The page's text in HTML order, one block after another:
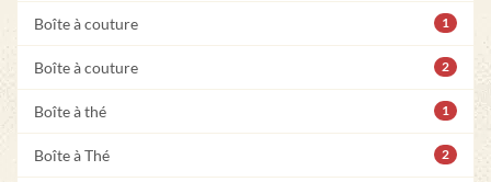
Boîte à couture 1
Boîte à couture 2
Boîte à thé 1
Boîte à Thé 2